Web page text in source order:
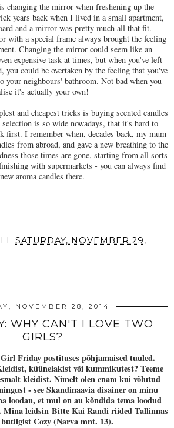
changing the mirror when freshening up the
years back when I lived in a small apartment,
and a mirror was pretty much all that fit.
with a special frame always brought the feeling
Changing the mirror could seem like an
expensive task at times, but when you've left
you could be overtaken by the feeling that you've
your neighbours' bathroom. Not bad when you
it's actually your own!
and cheapest tricks is buying scented candles
is so wide nowadays, that it's hard to
first. I remember when, decades back, my mum
from abroad, and gave a new breathing to the
those times are gone, starting from all sorts
with supermarkets - you can always find
new aroma candles there.
SATURDAY, NOVEMBER 29,
NOVEMBER 28, 2014
WHY CAN'T I LOVE TWO
GIRLS?
Friday postituses põhjamaised tuuled.
küünelakist või kummikutest? Teeme
kleidist. Nimelt olen enam kui võlutud
- see Skandinaavia disainer on minu
loodan, et mul on au kõndida tema loodud
Mina leidsin Bitte Kai Randi riided Tallinnas
Cozy (Narva mnt. 13).